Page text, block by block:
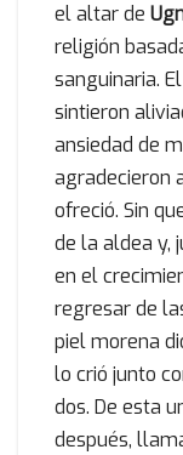
el altar de
religión
sanguinaria.
sintieron
ansiedad de
agradecieron
ofreció. Sin
de la aldea y,
en el
regresar de
piel morena
lo crió junto
dos. De esta
después,